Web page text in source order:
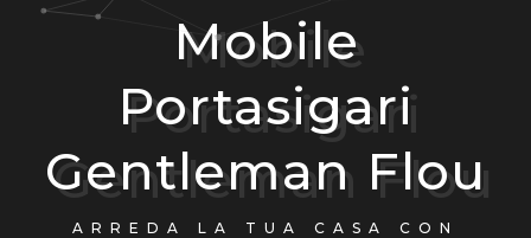
Mobile
Portasigari
Gentleman Flou
ARREDA LA TUA CASA CON